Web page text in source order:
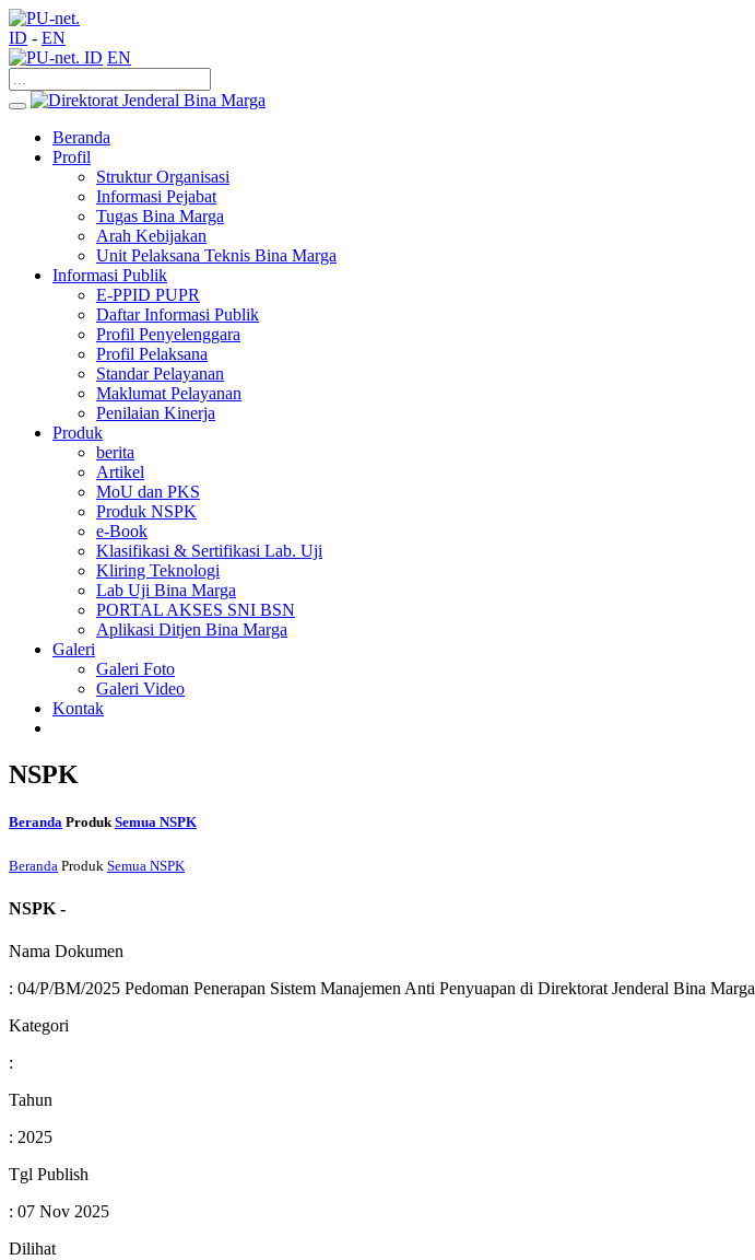
ID - EN
ID EN
Beranda
Profil
Struktur Organisasi
Informasi Pejabat
Tugas Bina Marga
Arah Kebijakan
Unit Pelaksana Teknis Bina Marga
Informasi Publik
E-PPID PUPR
Daftar Informasi Publik
Profil Penyelenggara
Profil Pelaksana
Standar Pelayanan
Maklumat Pelayanan
Penilaian Kinerja
Produk
berita
Artikel
MoU dan PKS
Produk NSPK
e-Book
Klasifikasi & Sertifikasi Lab. Uji
Kliring Teknologi
Lab Uji Bina Marga
PORTAL AKSES SNI BSN
Aplikasi Ditjen Bina Marga
Galeri
Galeri Foto
Galeri Video
Kontak
NSPK
Beranda ProdukSemua NSPK
Beranda Produk Semua NSPK
NSPK -
Nama Dokumen
: 04/P/BM/2025 Pedoman Penerapan Sistem Manajemen Anti Penyuapan di Direktorat Jenderal Bina Marga
Kategori
:
Tahun
: 2025
Tgl Publish
: 07 Nov 2025
Dilihat